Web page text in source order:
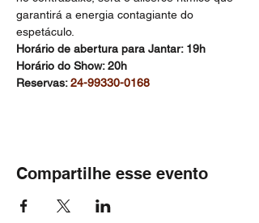
garantirá a energia contagiante do
espetáculo.
Horário de abertura para Jantar: 19h
Horário do Show: 20h
Reservas: 24-99330-0168
Compartilhe esse evento